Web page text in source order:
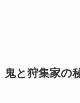
鬼と狩集家の